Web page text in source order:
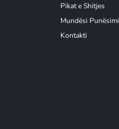
Pikat e Shitjes
Mundësi Punësimi
Kontakti